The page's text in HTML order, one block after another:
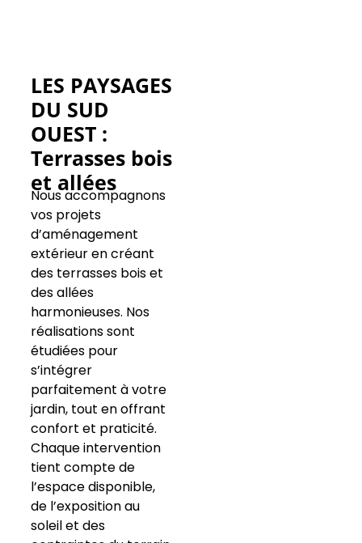
LES PAYSAGES
DU SUD
OUEST :
Terrasses bois
et allées
Nous accompagnons
vos projets
d’aménagement
extérieur en créant
des terrasses bois et
des allées
harmonieuses. Nos
réalisations sont
étudiées pour
s’intégrer
parfaitement à votre
jardin, tout en offrant
confort et praticité.
Chaque intervention
tient compte de
l’espace disponible,
de l’exposition au
soleil et des